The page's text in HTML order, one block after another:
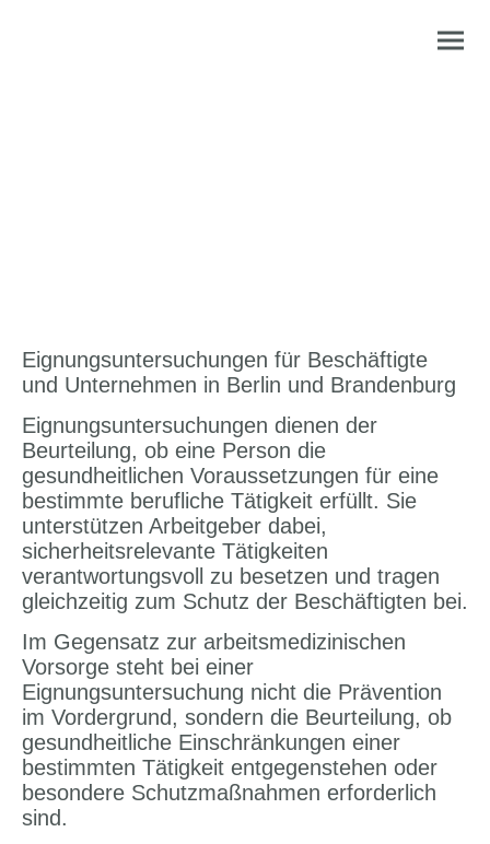
Eignungsuntersuchungen für Beschäftigte
und Unternehmen in Berlin und Brandenburg
Eignungsuntersuchungen dienen der
Beurteilung, ob eine Person die
gesundheitlichen Voraussetzungen für eine
bestimmte berufliche Tätigkeit erfüllt. Sie
unterstützen Arbeitgeber dabei,
sicherheitsrelevante Tätigkeiten
verantwortungsvoll zu besetzen und tragen
gleichzeitig zum Schutz der Beschäftigten bei.
Im Gegensatz zur arbeitsmedizinischen
Vorsorge steht bei einer
Eignungsuntersuchung nicht die Prävention
im Vordergrund, sondern die Beurteilung, ob
gesundheitliche Einschränkungen einer
bestimmten Tätigkeit entgegenstehen oder
besondere Schutzmaßnahmen erforderlich
sind.